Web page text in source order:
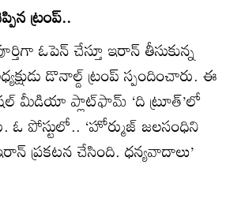
ట్రంప్..
ఓపెన్ చేస్తూ ఇరాన్ తీసుకున్న
డొనాల్డ్ ట్రంప్ స్పందించారు. ఈ
మీడియా ప్లాట్‌ఫామ్ ‘ది ట్రూత్‌’లో
ఓ పోస్టులో.. ‘హోర్ముజ్ జలసంధిని
ఇరాన్ ప్రకటన చేసింది. ధన్యవాదాలు’